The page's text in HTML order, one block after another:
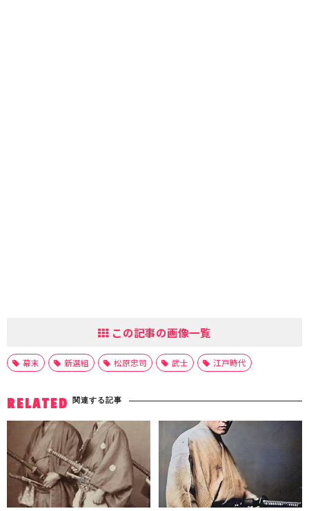
この記事の画像一覧
幕末 新選組 松原忠司 武士 江戸時代
RELATED 関連する記事